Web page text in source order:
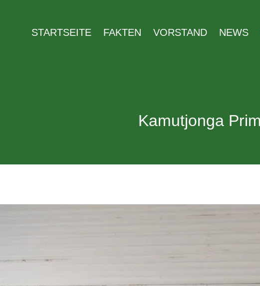
STARTSEITE FAKTEN VORSTAND NEWS
Kamutjonga